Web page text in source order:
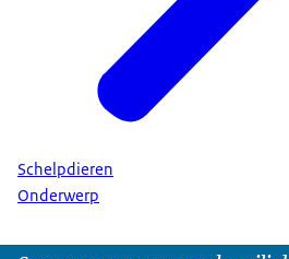
Schelpdieren
Onderwerp